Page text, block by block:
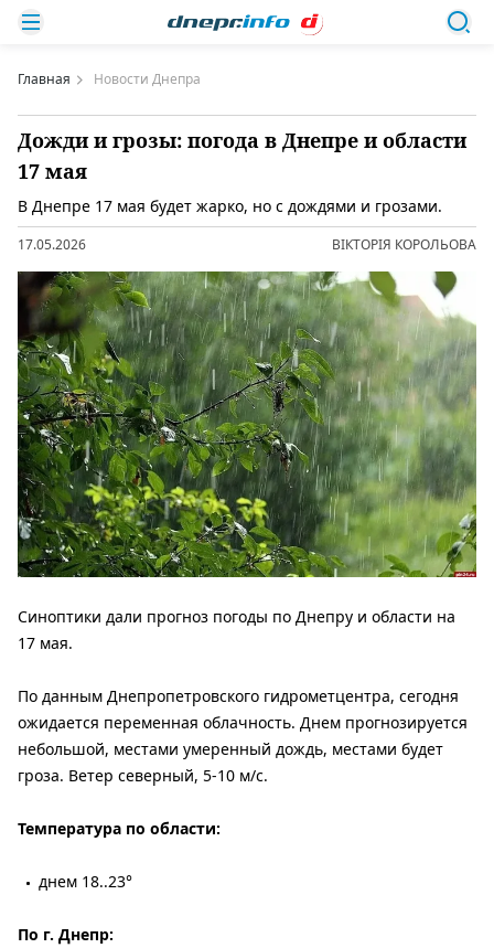
Главная Новости Днепра
Дожди и грозы: погода в Днепре и области
17 мая
В Днепре 17 мая будет жарко, но с дождями и грозами.
17.05.2026 ВІКТОРІЯ КОРОЛЬОВА
Синоптики дали прогноз погоды по Днепру и области на
17 мая.
По данным Днепропетровского гидрометцентра, сегодня
ожидается переменная облачность. Днем прогнозируется
небольшой, местами умеренный дождь, местами будет
гроза. Ветер северный, 5-10 м/с.
Температура по области:
днем 18..23°
По г. Днепр: